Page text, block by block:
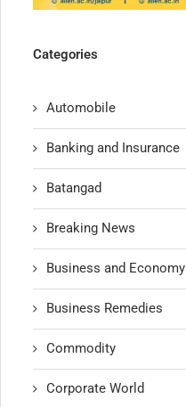
Categories
Automobile
Banking and Insurance
Batangad
Breaking News
Business and Economy
Business Remedies
Commodity
Corporate World